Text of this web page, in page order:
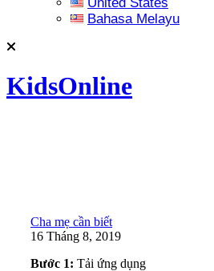
Bahasa Melayu
KidsOnline
Cha mẹ cần biết
16 Tháng 8, 2019
Bước 1: Tải ứng dụng